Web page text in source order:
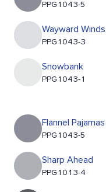
PPG1043-5
Wayward Winds
PPG1043-3
Snowbank
PPG1043-1
Flannel Pajamas
PPG1043-5
Sharp Ahead
PPG1013-4